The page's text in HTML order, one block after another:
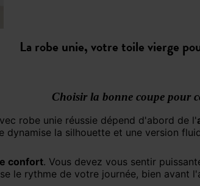
La robe unie, votre toile vierge
Choisir la bonne coupe pour
robe unie réussie dépend d'abord de l'
dynamise la silhouette et une version
confort. Vous devez vous sentir
le rythme de votre journée, bien avant